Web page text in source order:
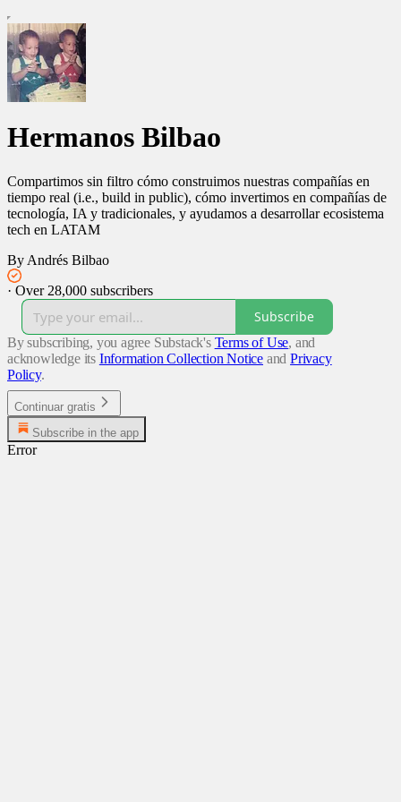
Hermanos Bilbao
Compartimos sin filtro cómo construimos nuestras compañías en
tiempo real (i.e., build in public), cómo invertimos en compañías de
tecnología, IA y tradicionales, y ayudamos a desarrollar ecosistema
tech en LATAM
By Andrés Bilbao
· Over 28,000 subscribers
Subscribe
By subscribing, you agree Substack's Terms of Use, and
acknowledge its Information Collection Notice and Privacy
Policy.
Continuar gratis
Subscribe in the app
Error